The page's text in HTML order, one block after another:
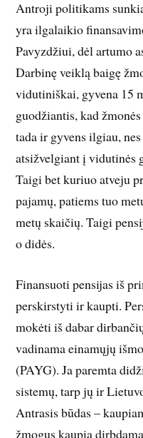
Antroji politikams
yra ilgalaikio
Pavyzdžiui, dėl artumo
Darbinę veiklą baigę
vidutiniškai, gyvena 15
guodžiantis, kad
tada ir gyvens ilgiau,
atsižvelgiant į vidutinės
Taigi bet kuriuo atveju
pajamų, patiems tuo
metų skaičių. Taigi
o didės.
Finansuoti pensijas iš
perskirstyti ir kaupti.
mokėti iš dabar
vadinama einamųjų
(PAYG). Ja paremta
sistemų, tarp jų ir
Ant­rasis būdas –
žmogus kaupia